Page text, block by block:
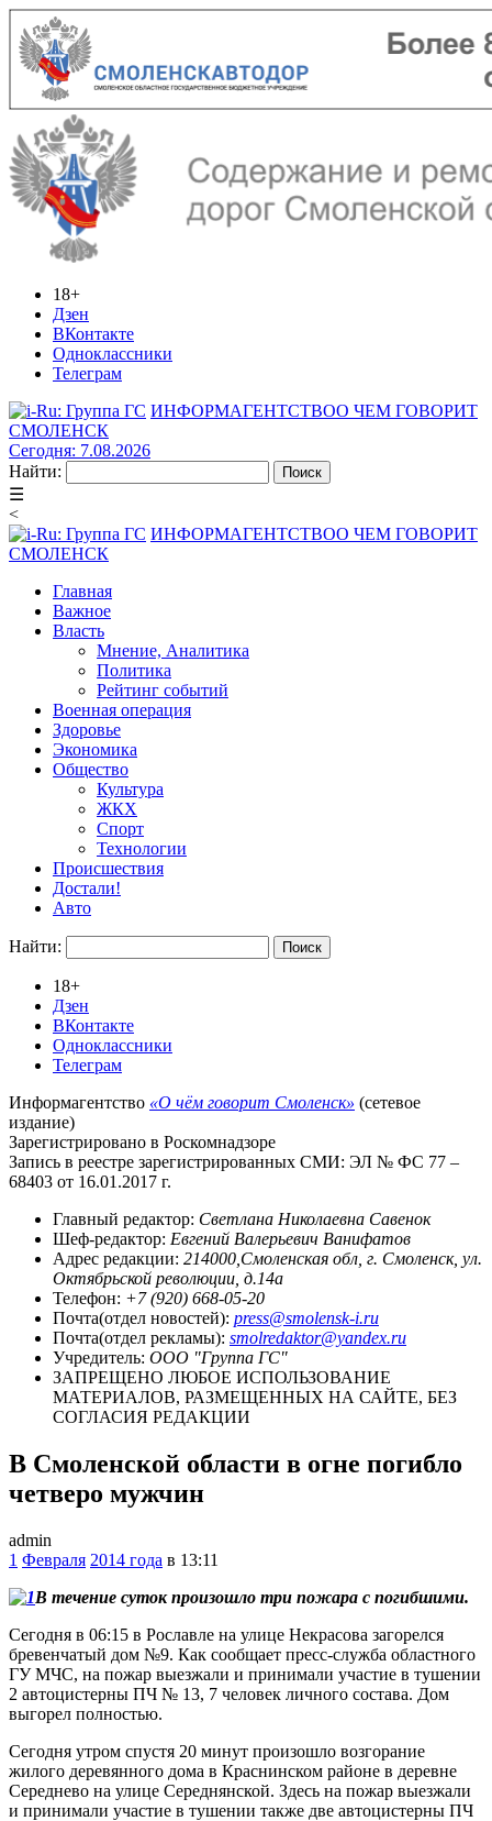
18+
Дзен
ВКонтакте
Одноклассники
Телеграм
ИНФОРМАГЕНТСТВОО ЧЕМ ГОВОРИТ
СМОЛЕНСК
Сегодня: 7.08.2026
Найти:
☰
<
ИНФОРМАГЕНТСТВОО ЧЕМ ГОВОРИТ
СМОЛЕНСК
Главная
Важное
Власть
Мнение, Аналитика
Политика
Рейтинг событий
Военная операция
Здоровье
Экономика
Общество
Культура
ЖКХ
Спорт
Технологии
Происшествия
Достали!
Авто
Найти:
18+
Дзен
ВКонтакте
Одноклассники
Телеграм
Информагентство «О чём говорит Смоленск» (сетевое
издание)
Зарегистрировано в Роскомнадзоре
Запись в реестре зарегистрированных СМИ: ЭЛ № ФС 77 –
68403 от 16.01.2017 г.
Главный редактор: Светлана Николаевна Савенок
Шеф-редактор: Евгений Валерьевич Ванифатов
Адрес редакции: 214000,Смоленская обл, г. Смоленск, ул.
Октябрьской революции, д.14а
Телефон: +7 (920) 668-05-20
Почта(отдел новостей): press@smolensk-i.ru
Почта(отдел рекламы): smolredaktor@yandex.ru
Учредитель: ООО "Группа ГС"
ЗАПРЕЩЕНО ЛЮБОЕ ИСПОЛЬЗОВАНИЕ
МАТЕРИАЛОВ, РАЗМЕЩЕННЫХ НА САЙТЕ, БЕЗ
СОГЛАСИЯ РЕДАКЦИИ
В Смоленской области в огне погибло
четверо мужчин
admin
1 Февраля 2014 года в 13:11
В течение суток произошло три пожара с погибшими.
Сегодня в 06:15 в Рославле на улице Некрасова загорелся
бревенчатый дом №9. Как сообщает пресс-служба областного
ГУ МЧС, на пожар выезжали и принимали участие в тушении
2 автоцистерны ПЧ № 13, 7 человек личного состава. Дом
выгорел полностью.
Сегодня утром спустя 20 минут произошло возгорание
жилого деревянного дома в Краснинском районе в деревне
Середнево на улице Середнянской. Здесь на пожар выезжали
и принимали участие в тушении также две автоцистерны ПЧ